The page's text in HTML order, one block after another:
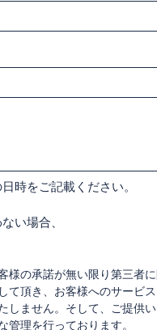
時をご記載ください。
い場合、
様の承諾が無い限り第三者
て頂き、お客様へのサービ
しません。そして、ご提供
理を行っております。